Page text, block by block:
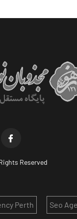
Reserved
Seo
Perth